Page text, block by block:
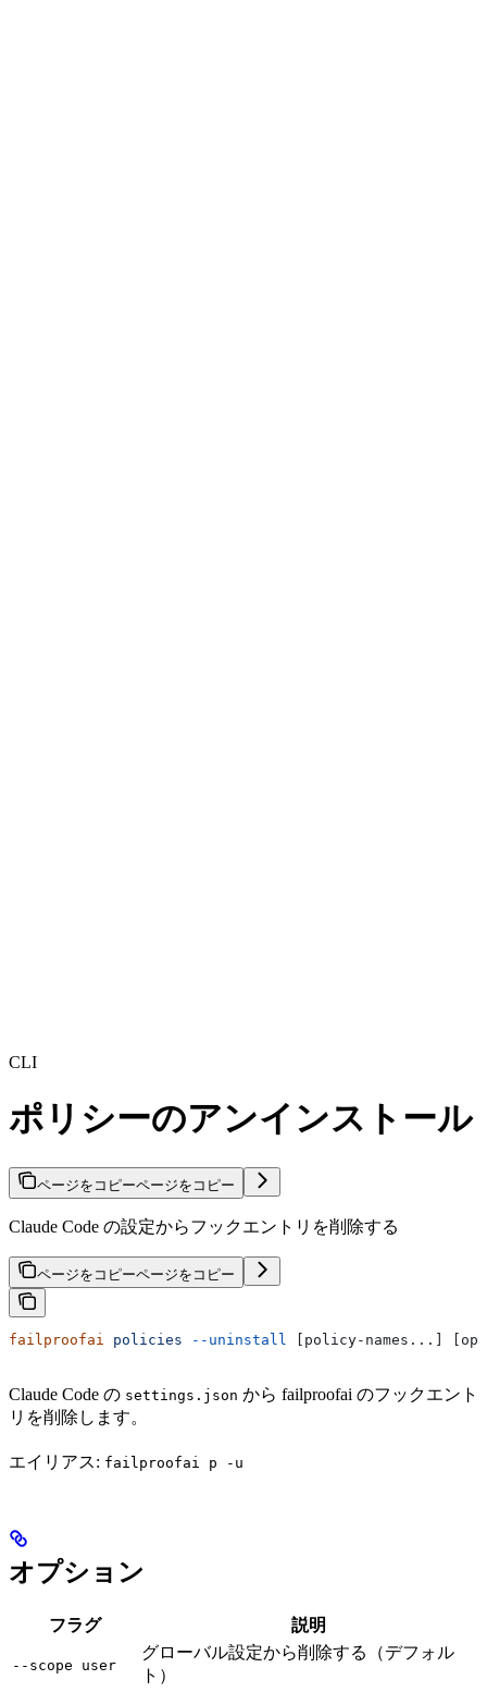
CLI
ポリシーのアンインストール
ページをコピーページをコピー
Claude Code の設定からフックエントリを削除する
ページをコピーページをコピー
failproofai policies --uninstall [policy-names...]
Claude Code の settings.json から failproofai のフックエント
リを削除します。
エイリアス: failproofai p -u
オプション
フラグ 説明
--scope user
グローバル設定から削除する（デフォル
ト）